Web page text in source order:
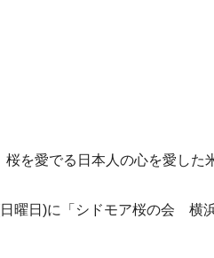
桜を愛でる日本人の心を愛し
曜日)に「シドモア桜の会 横